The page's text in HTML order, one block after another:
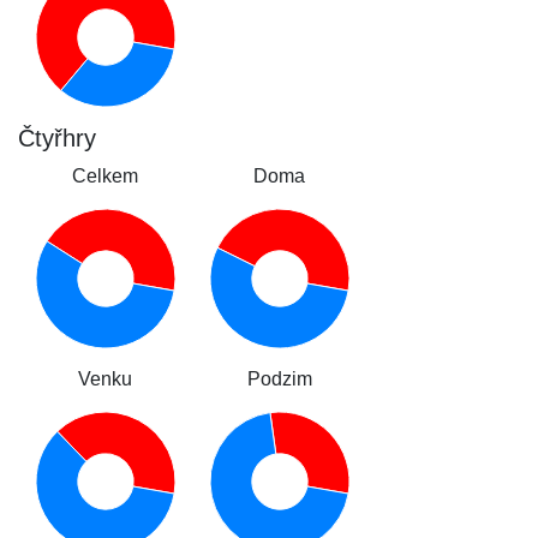
Čtyřhry
Celkem Doma
Venku Podzim